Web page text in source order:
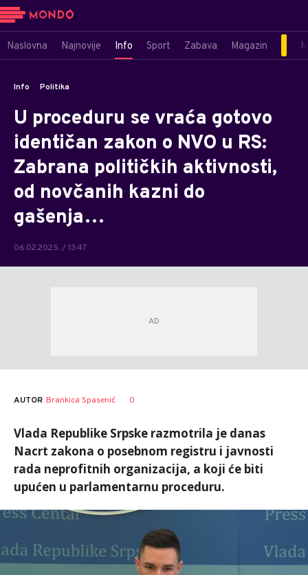
Naslovna Najnovije Info Sport Zabava Magazin
Info Politika
U proceduru se vraća gotovo
identičan zakon o NVO u RS:
Zabrana političkih aktivnosti,
od novčanih kazni do
gašenja…
06.02.2025. / 13:47
AUTOR Brankica Spasenić 0
Vlada Republike Srpske razmotrila je danas
Nacrt zakona o posebnom registru i javnosti
rada neprofitnih organizacija, a koji će biti
upućen u parlamentarnu proceduru.